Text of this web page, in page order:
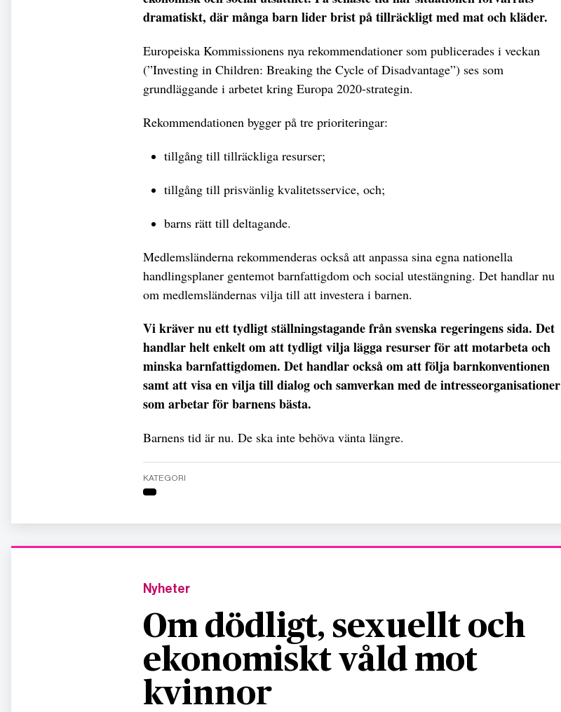
dramatiskt, där många barn lider brist på tillräckligt med mat och kläder.
Europeiska Kommissionens nya rekommendationer som publicerades i veckan
(”Investing in Children: Breaking the Cycle of Disadvantage”) ses som
grundläggande i arbetet kring Europa 2020-strategin.
Rekommendationen bygger på tre prioriteringar:
tillgång till tillräckliga resurser;
tillgång till prisvänlig kvalitetsservice, och;
barns rätt till deltagande.
Medlemsländerna rekommenderas också att anpassa sina egna nationella
handlingsplaner gentemot barnfattigdom och social utestängning. Det handlar nu
om medlemsländernas vilja till att investera i barnen.
Vi kräver nu ett tydligt ställningstagande från svenska regeringens sida. Det
handlar helt enkelt om att tydligt vilja lägga resurser för att motarbeta och
minska barnfattigdomen. Det handlar också om att följa barnkonventionen
samt att visa en vilja till dialog och samverkan med de intresseorganisationer
som arbetar för barnens bästa.
Barnens tid är nu. De ska inte behöva vänta längre.
KATEGORI
Nyheter
Om dödligt, sexuellt och
ekonomiskt våld mot
kvinnor